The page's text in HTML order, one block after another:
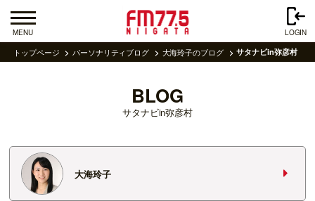
MENU LOGIN
トップページ パーソナリティブログ 大海玲子のブログ サタナビin弥彦村
BLOG
サタナビin弥彦村
大海玲子